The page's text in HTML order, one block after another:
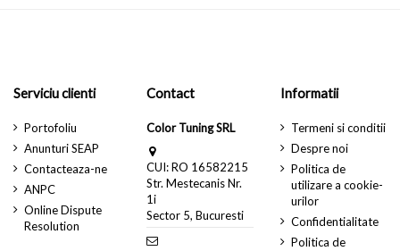
Serviciu clienti
Portofoliu
Anunturi SEAP
Contacteaza-ne
ANPC
Online Dispute
Resolution
Contact
Color Tuning SRL
CUI: RO 16582215
Str. Mestecanis Nr.
1i
Sector 5, Bucuresti
Informatii
Termeni si conditii
Despre noi
Politica de
utilizare a cookie-
urilor
Confidentialitate
Politica de